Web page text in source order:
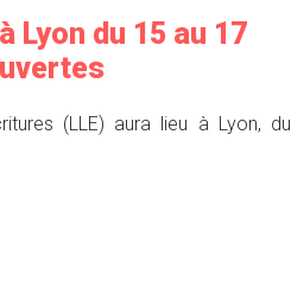
Lyon du 15 au 17
(LLE) aura lieu à Lyon, du